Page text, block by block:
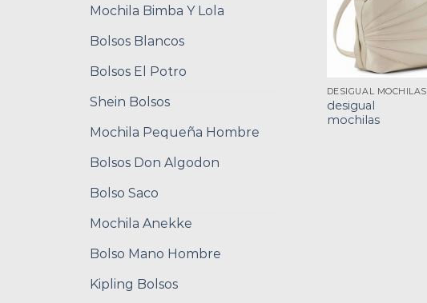
Mochila Bimba Y Lola
Bolsos Blancos
Bolsos El Potro
Shein Bolsos
Mochila Pequeña Hombre
Bolsos Don Algodon
Bolso Saco
Mochila Anekke
Bolso Mano Hombre
Kipling Bolsos
DESIGUAL MOCHILAS
desigual
mochilas